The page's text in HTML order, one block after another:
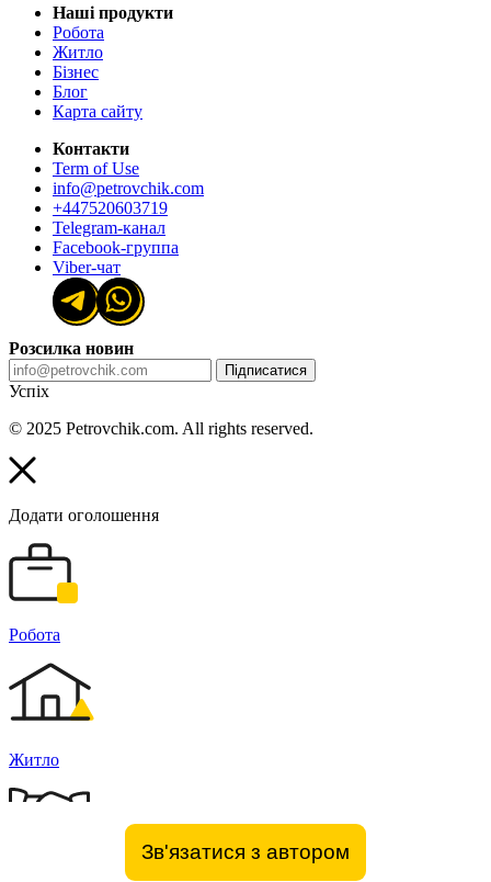
Зв'язатися з автором
Наші продукти
Робота
Житло
Бізнес
Блог
Карта сайту
Контакти
Term of Use
info@petrovchik.com
+447520603719
Telegram-канал
Facebook-группа
Viber-чат
Розсилка новин
Підписатися
Успіх
© 2025 Petrovchik.com. All rights reserved.
Додати оголошення
Робота
Житло